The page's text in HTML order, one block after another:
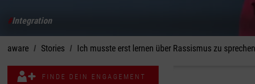
#Integration
aware Stories Ich musste erst lernen über Rassismus zu
FINDE DEIN ENGAGEMENT